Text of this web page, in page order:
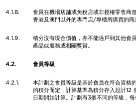
4.1.8.
會員在機場店舖或免稅店或非授權零售商
香港及澳門以外的專門店/專櫃所購買的商
4.1.9.
積分沒有現金價值，亦不能過戶到其他會
產品或服務或相關獎賞。
4.2. 會員等級
4.2.1.
本計劃之會員等級是基於會員在符合資格
的積分而定，計算基準為積分存入起計12
日期開始計算。計劃有3個不同的等級，